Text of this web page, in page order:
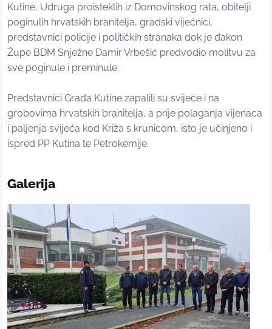
Kutine, Udruga proisteklih iz Domovinskog rata, obitelji
poginulih hrvatskih branitelja, gradski vijećnici,
predstavnici policije i političkih stranaka dok je đakon
Župe BDM Snježne Damir Vrbešić predvodio molitvu za
sve poginule i preminule.
Predstavnici Grada Kutine zapalili su svijeće i na
grobovima hrvatskih branitelja, a prije polaganja vijenaca
i paljenja svijeća kod Križa s krunicom, isto je učinjeno i
ispred PP Kutina te Petrokemije.
Galerija